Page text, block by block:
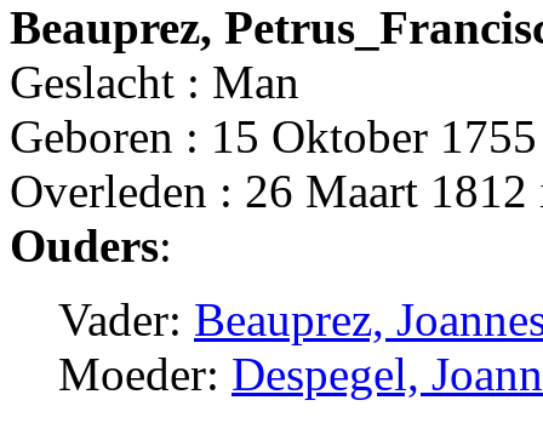
Beauprez,
Geslacht : Man
Geboren : 15 Oktober
Overleden : 26 Maart
Ouders:
Vader: Beauprez,
Moeder: Despegel,